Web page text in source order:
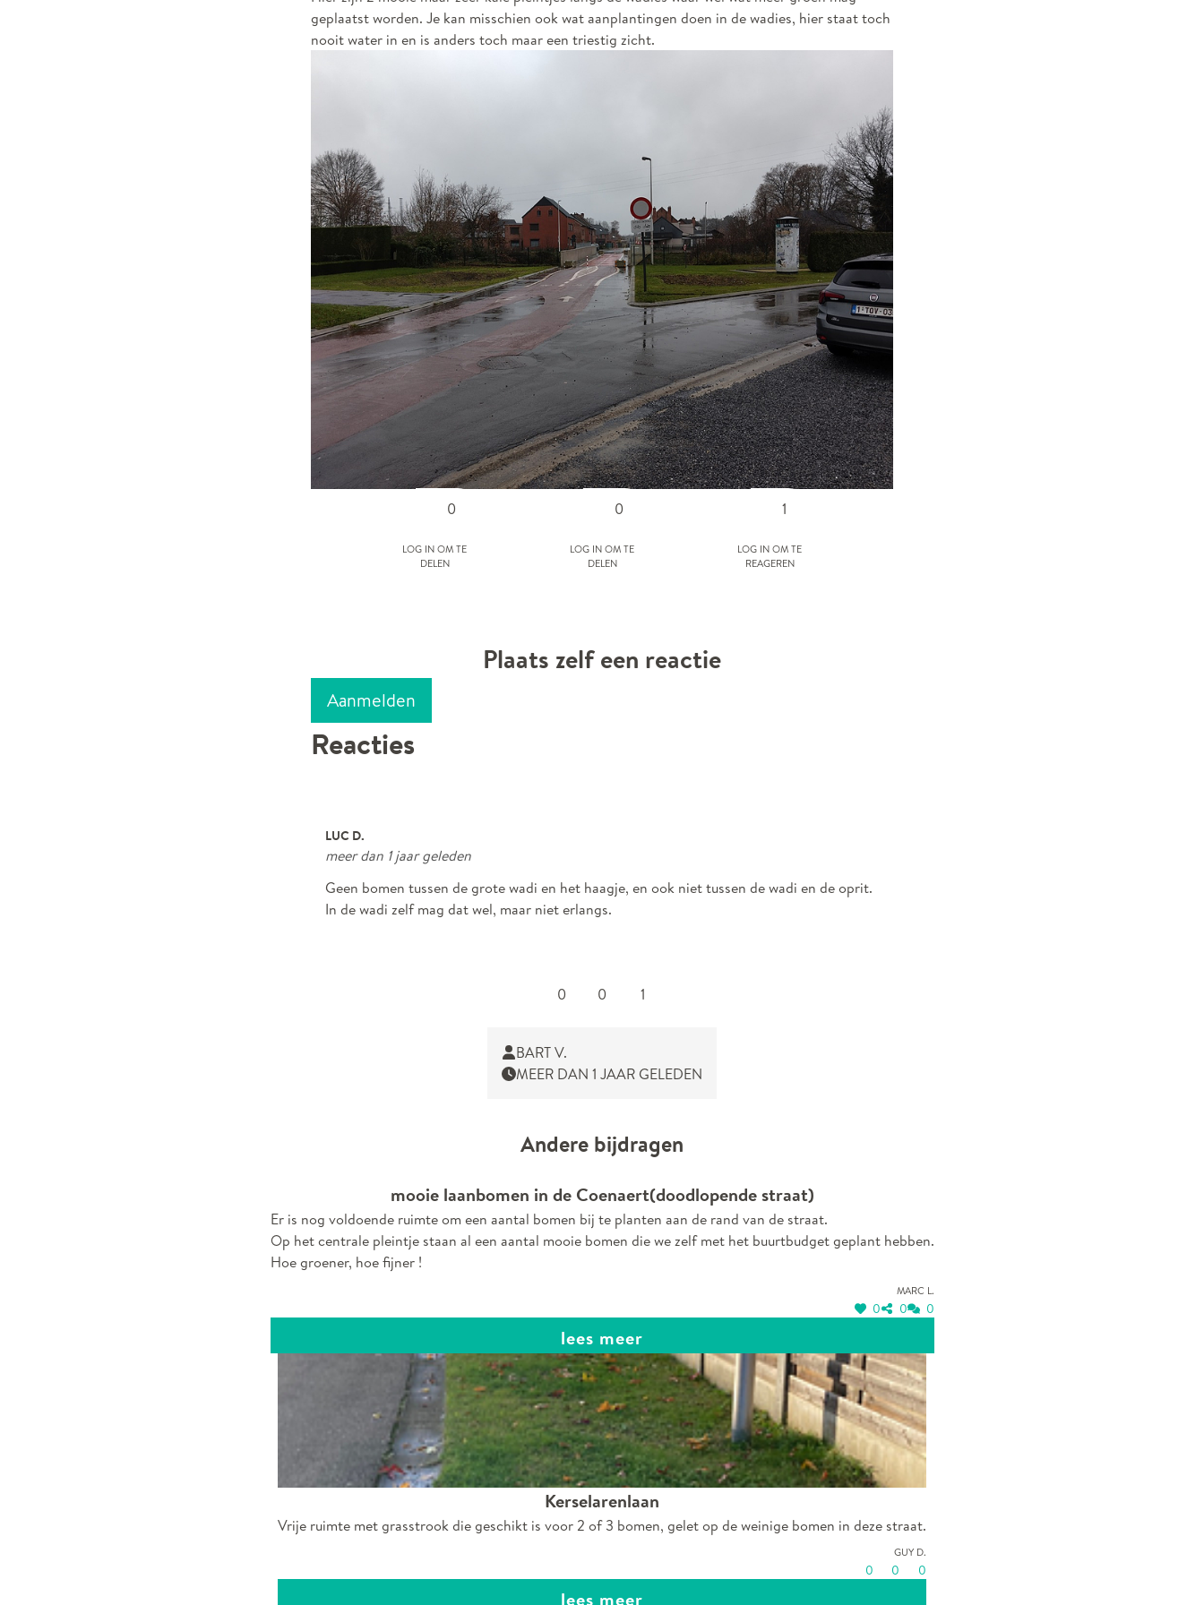
geplaatst worden. Je kan misschien ook wat aanplantingen doen in de wadies, hier staat toch
nooit water in en is anders toch maar een triestig zicht.
0
Log in om te
delen
0
Log in om te
delen
1
Log in om te
reageren
Plaats zelf een reactie
Aanmelden
Reacties
LUC D.
meer dan 1 jaar geleden
Geen bomen tussen de grote wadi en het haagje, en ook niet tussen de wadi en de oprit.
In de wadi zelf mag dat wel, maar niet erlangs.
0 0 1
BART V.
MEER DAN 1 JAAR GELEDEN
Andere bijdragen
mooie laanbomen in de Coenaert(doodlopende straat)
Er is nog voldoende ruimte om een aantal bomen bij te planten aan de rand van de straat.
Op het centrale pleintje staan al een aantal mooie bomen die we zelf met het buurtbudget geplant hebben.
Hoe groener, hoe fijner !
Marc L.
0 0 0
lees meer
Kerselarenlaan
Vrije ruimte met grasstrook die geschikt is voor 2 of 3 bomen, gelet op de weinige bomen in deze straat.
Guy D.
0 0 0
lees meer